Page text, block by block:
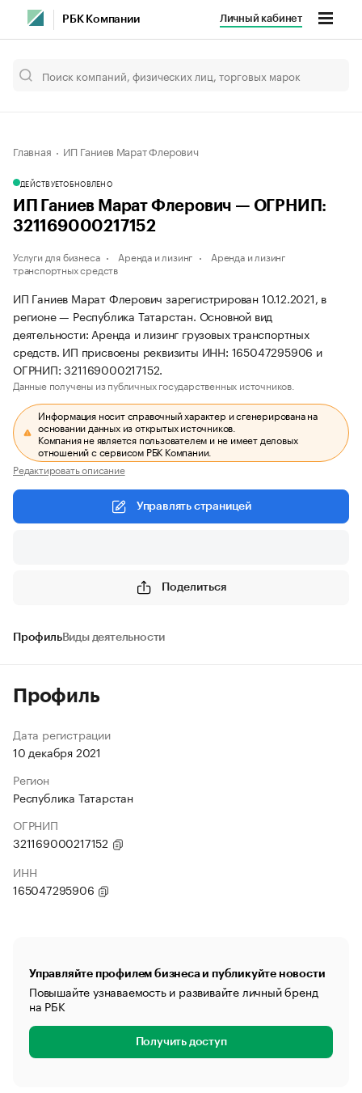
РБК Компании Личный кабинет
Главная ИП Ганиев Марат Флерович
ДЕЙСТВУЕТОБНОВЛЕНО
ИП Ганиев Марат Флерович — ОГРНИП:
321169000217152
Услуги для бизнеса Аренда и лизинг
Аренда и лизинг
транспортных средств
ИП Ганиев Марат Флерович зарегистрирован 10.12.2021, в
регионе — Республика Татарстан. Основной вид
деятельности: Аренда и лизинг грузовых транспортных
средств. ИП присвоены реквизиты ИНН: 165047295906 и
ОГРНИП: 321169000217152.
Данные получены из публичных государственных источников.
Информация носит справочный характер и сгенерирована на
основании данных из открытых источников.
Компания не является пользователем и не имеет деловых
отношений с сервисом РБК Компании.
Редактировать описание
Управлять страницей
Поделиться
ПрофильВиды деятельности
Профиль
Дата регистрации
10 декабря 2021
Регион
Республика Татарстан
ОГРНИП
321169000217152
ИНН
165047295906
Управляйте профилем бизнеса и публикуйте новости
Повышайте узнаваемость и развивайте личный бренд
на РБК
Получить доступ